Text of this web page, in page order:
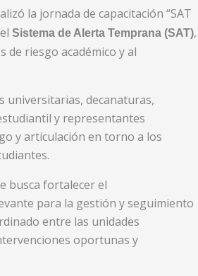
la jornada de capacitación “SAT
Sistema de Alerta Temprana (SAT),
riesgo académico y al
universitarias, decanaturas,
y representantes
y articulación en torno a los
busca fortalecer el
para la gestión y seguimiento
entre las unidades
oportunas y